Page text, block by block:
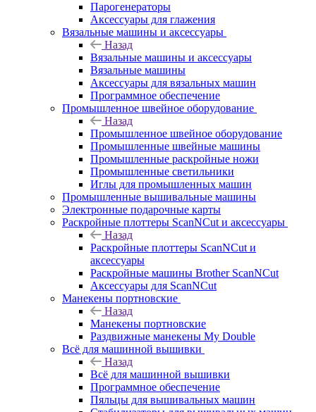
Парогенераторы
Аксессуары для глажения
Вязальные машины и аксессуары
Назад
Вязальные машины и аксессуары
Вязальные машины
Аксессуары для вязальных машин
Программное обеспечение
Промышленное швейное оборудование
Назад
Промышленное швейное оборудование
Промышленные швейные машины
Промышленные раскройные ножи
Промышленные светильники
Иглы для промышленных машин
Промышленные вышивальные машины
Электронные подарочные карты
Раскройные плоттеры ScanNCut и аксессуары
Назад
Раскройные плоттеры ScanNCut и
аксессуары
Раскройные машины Brother ScanNCut
Аксессуары для ScanNCut
Манекены портновские
Назад
Манекены портновские
Раздвижные манекены My Double
Всё для машинной вышивки
Назад
Всё для машинной вышивки
Программное обеспечение
Пяльцы для вышивальных машин